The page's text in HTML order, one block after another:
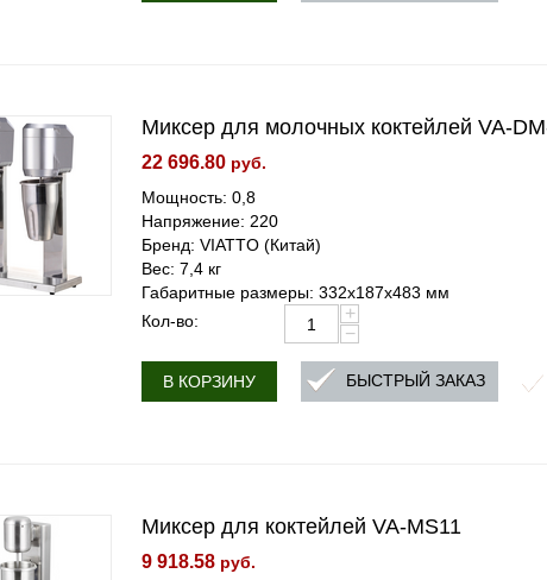
Миксер для молочных коктейлей VA-
22 696.80 руб.
Мощность: 0,8
Напряжение: 220
Бренд: VIATTO (Китай)
Вес: 7,4 кг
Габаритные размеры: 332x187x483 мм
Кол-во:
+
−
В КОРЗИНУ БЫСТРЫЙ ЗАКАЗ
Миксер для коктейлей VA-MS11
9 918.58 руб.